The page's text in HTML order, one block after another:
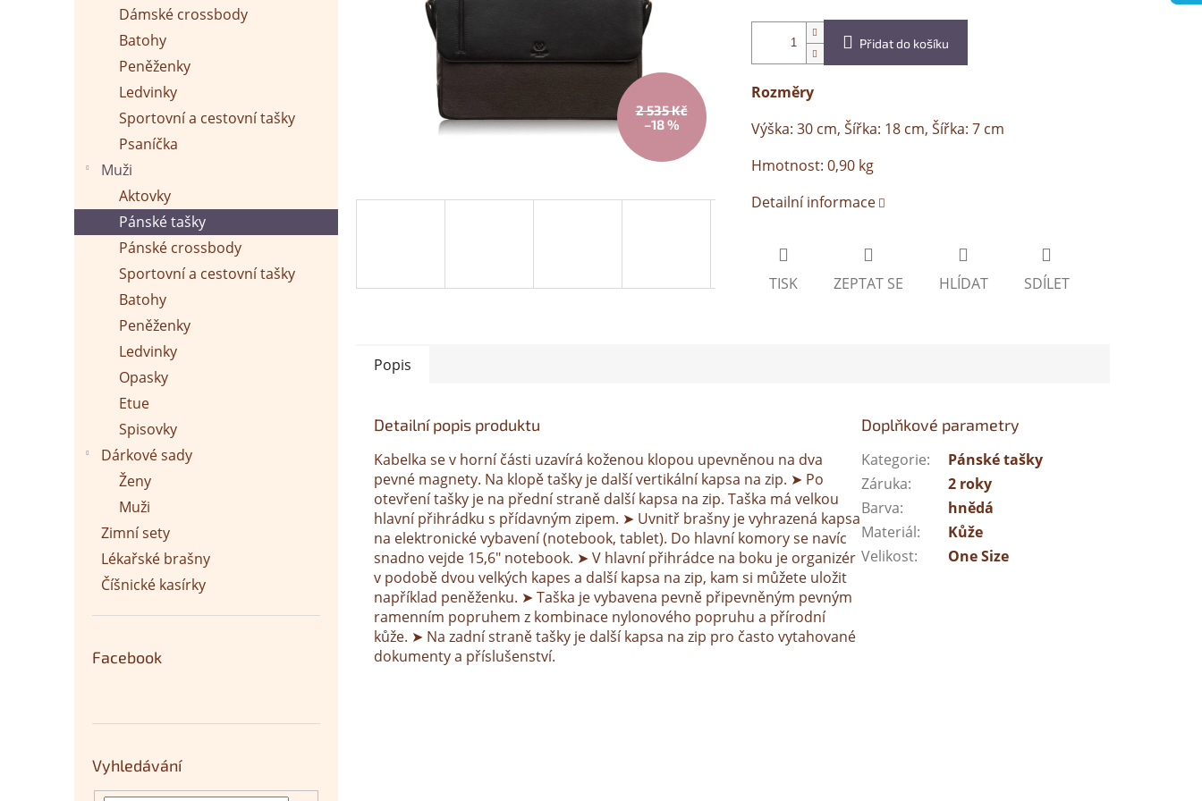
Dámské crossbody
Batohy
Peněženky
Ledvinky
Sportovní a cestovní tašky
Psaníčka
Muži
Aktovky
Pánské tašky
Pánské crossbody
Sportovní a cestovní tašky
Batohy
Peněženky
Ledvinky
Opasky
Etue
Spisovky
Dárkové sady
Ženy
Muži
Zimní sety
Lékařské brašny
Číšnické kasírky
Facebook
Vyhledávání
2 535 Kč
–18 %
Přidat do košíku
Rozměry
Výška: 30 cm, Šířka: 18 cm, Šířka: 7 cm
Hmotnost: 0,90 kg
Detailní informace
TISK ZEPTAT SE HLÍDAT SDÍLET
Popis
Detailní popis produktu
Kabelka se v horní části uzavírá koženou klopou upevněnou na dva
pevné magnety. Na klopě tašky je další vertikální kapsa na zip. ➤ Po
otevření tašky je na přední straně další kapsa na zip. Taška má velkou
hlavní přihrádku s přídavným zipem. ➤ Uvnitř brašny je vyhrazená kapsa
na elektronické vybavení (notebook, tablet). Do hlavní komory se navíc
snadno vejde 15,6" notebook. ➤ V hlavní přihrádce na boku je organizér
v podobě dvou velkých kapes a další kapsa na zip, kam si můžete uložit
například peněženku. ➤ Taška je vybavena pevně připevněným pevným
ramenním popruhem z kombinace nylonového popruhu a přírodní
kůže. ➤ Na zadní straně tašky je další kapsa na zip pro často vytahované
dokumenty a příslušenství.
Doplňkové parametry
Kategorie:
Pánské tašky
Záruka:
2 roky
Barva:
hnědá
Materiál:
Kůže
Velikost: One Size